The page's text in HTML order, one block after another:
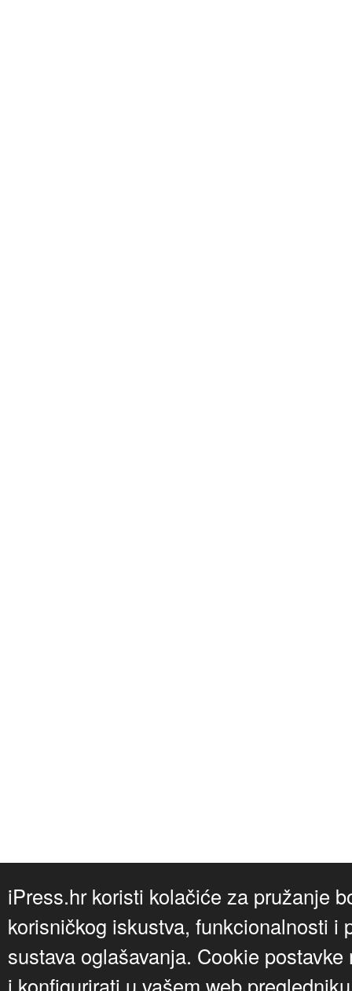
iPress.hr koristi kolačiće za pružanje
korisničkog iskustva, funkcionalnosti i
sustava oglašavanja. Cookie